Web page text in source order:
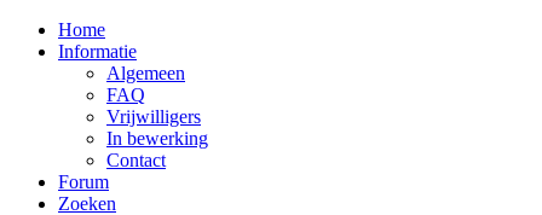
Home
Informatie
Algemeen
FAQ
Vrijwilligers
In bewerking
Contact
Forum
Zoeken